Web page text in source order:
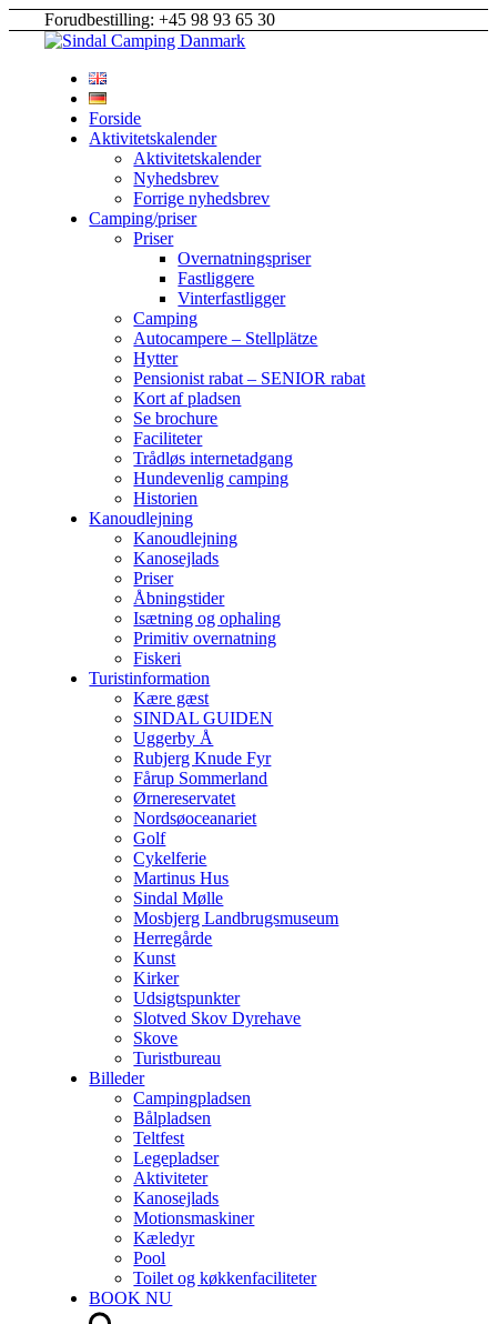
Forudbestilling: +45 98 93 65 30
Forside
Aktivitetskalender
Aktivitetskalender
Nyhedsbrev
Forrige nyhedsbrev
Camping/priser
Priser
Overnatningspriser
Fastliggere
Vinterfastligger
Camping
Autocampere – Stellplätze
Hytter
Pensionist rabat – SENIOR rabat
Kort af pladsen
Se brochure
Faciliteter
Trådløs internetadgang
Hundevenlig camping
Historien
Kanoudlejning
Kanoudlejning
Kanosejlads
Priser
Åbningstider
Isætning og ophaling
Primitiv overnatning
Fiskeri
Turistinformation
Kære gæst
SINDAL GUIDEN
Uggerby Å
Rubjerg Knude Fyr
Fårup Sommerland
Ørnereservatet
Nordsøoceanariet
Golf
Cykelferie
Martinus Hus
Sindal Mølle
Mosbjerg Landbrugsmuseum
Herregårde
Kunst
Kirker
Udsigtspunkter
Slotved Skov Dyrehave
Skove
Turistbureau
Billeder
Campingpladsen
Bålpladsen
Teltfest
Legepladser
Aktiviteter
Kanosejlads
Motionsmaskiner
Kæledyr
Pool
Toilet og køkkenfaciliteter
BOOK NU